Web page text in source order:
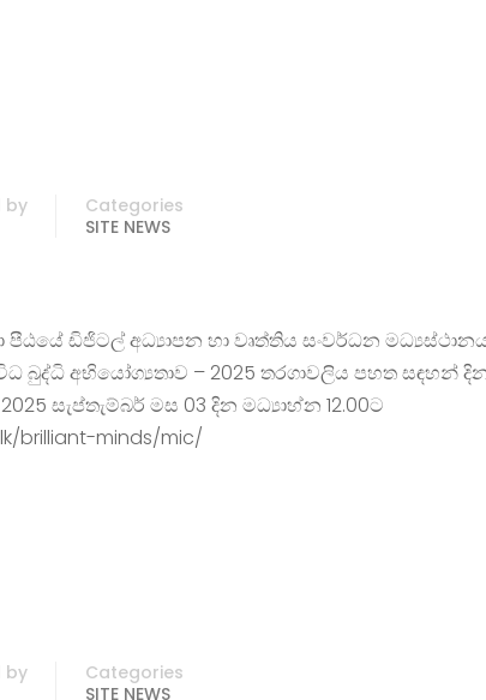
by
Categories
SITE NEWS
පීඨයේ ඩිජිටල් අධ්‍යාපන හා වෘත්තිය සංවර්ධන
බුද්ධි අභියෝග්‍යතාව – 2025 තරගාවලිය පහත සඳහන්
සැප්තැම්බර් මස 03 දින මධ්‍යාහ්න 12.00ට
brilliant-minds/mic/
by
Categories
SITE NEWS